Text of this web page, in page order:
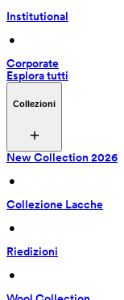
Institutional
•
Corporate
Esplora tutti
Collezioni
New Collection 2026
•
Collezione Lacche
•
Riedizioni
•